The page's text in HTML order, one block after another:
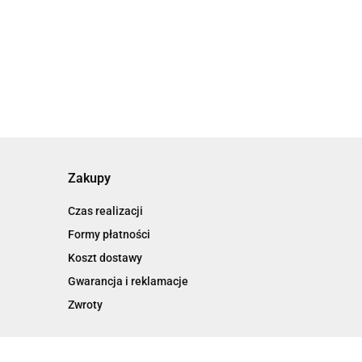
Zakupy
Czas realizacji
Formy płatności
Koszt dostawy
Gwarancja i reklamacje
Zwroty